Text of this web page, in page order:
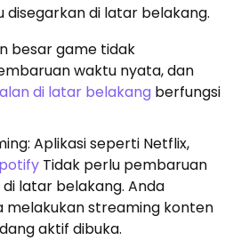
di latar belakang.
besar game tidak
waktu nyata, dan
di latar belakang berfungsi
Aplikasi seperti Netflix,
Tidak perlu pembaruan
latar belakang. Anda
melakukan streaming konten
aktif dibuka.